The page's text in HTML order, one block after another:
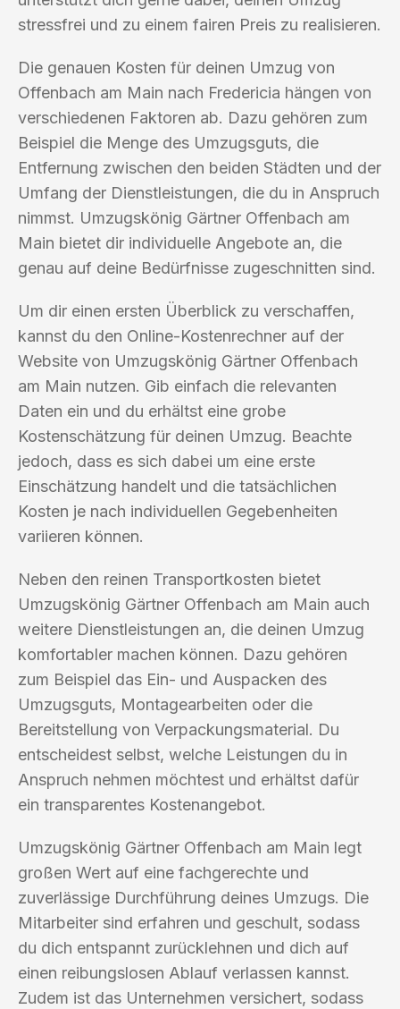
stressfrei und zu einem fairen Preis zu realisieren.
Die genauen Kosten für deinen Umzug von
Offenbach am Main nach Fredericia hängen von
verschiedenen Faktoren ab. Dazu gehören zum
Beispiel die Menge des Umzugsguts, die
Entfernung zwischen den beiden Städten und der
Umfang der Dienstleistungen, die du in Anspruch
nimmst. Umzugskönig Gärtner Offenbach am
Main bietet dir individuelle Angebote an, die
genau auf deine Bedürfnisse zugeschnitten sind.
Um dir einen ersten Überblick zu verschaffen,
kannst du den Online-Kostenrechner auf der
Website von Umzugskönig Gärtner Offenbach
am Main nutzen. Gib einfach die relevanten
Daten ein und du erhältst eine grobe
Kostenschätzung für deinen Umzug. Beachte
jedoch, dass es sich dabei um eine erste
Einschätzung handelt und die tatsächlichen
Kosten je nach individuellen Gegebenheiten
variieren können.
Neben den reinen Transportkosten bietet
Umzugskönig Gärtner Offenbach am Main auch
weitere Dienstleistungen an, die deinen Umzug
komfortabler machen können. Dazu gehören
zum Beispiel das Ein- und Auspacken des
Umzugsguts, Montagearbeiten oder die
Bereitstellung von Verpackungsmaterial. Du
entscheidest selbst, welche Leistungen du in
Anspruch nehmen möchtest und erhältst dafür
ein transparentes Kostenangebot.
Umzugskönig Gärtner Offenbach am Main legt
großen Wert auf eine fachgerechte und
zuverlässige Durchführung deines Umzugs. Die
Mitarbeiter sind erfahren und geschult, sodass
du dich entspannt zurücklehnen und dich auf
einen reibungslosen Ablauf verlassen kannst.
Zudem ist das Unternehmen versichert, sodass